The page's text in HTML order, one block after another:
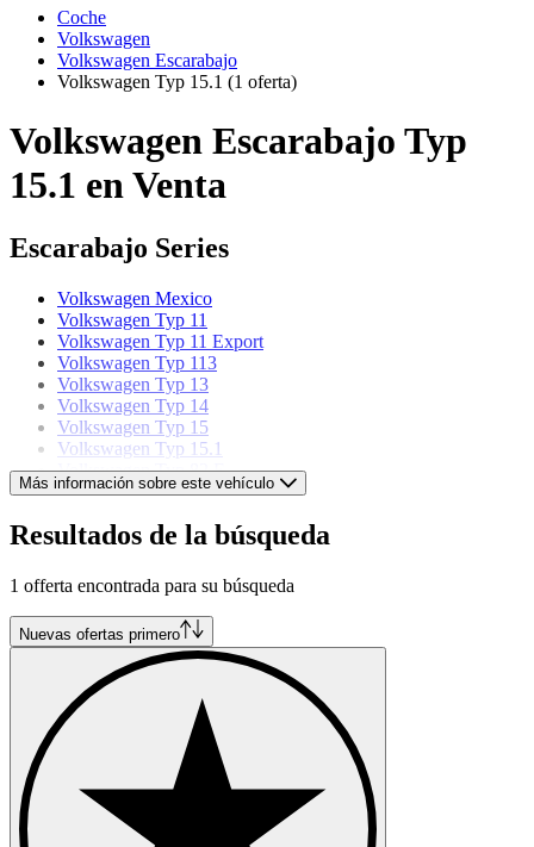
Coche
Volkswagen
Volkswagen Escarabajo
Volkswagen Typ 15.1 (1 oferta)
Volkswagen Escarabajo Typ
15.1 en Venta
Escarabajo Series
Volkswagen Mexico
Volkswagen Typ 11
Volkswagen Typ 11 Export
Volkswagen Typ 113
Volkswagen Typ 13
Volkswagen Typ 14
Volkswagen Typ 15
Volkswagen Typ 15.1
Volkswagen Typ 82 E
Volkswagen models
Volkswagen Buggy
Volkswagen Corrado
Volkswagen Golf
Volkswagen Karmann Ghia
Volkswagen Kübel
Volkswagen New Beetle
Volkswagen Passat
Volkswagen Phaeton
Volkswagen Polo
Volkswagen Transporter
Volkswagen Type 3
Más información sobre este vehículo
Resultados de la búsqueda
1 offerta encontrada para su búsqueda
Nuevas ofertas primero